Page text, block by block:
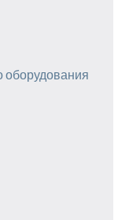
оборудования